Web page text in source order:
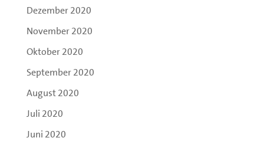
Dezember 2020
November 2020
Oktober 2020
September 2020
August 2020
Juli 2020
Juni 2020